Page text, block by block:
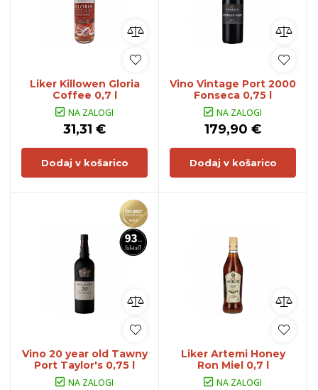
Liker Killowen Gloria
Coffee 0,7 l
NA ZALOGI
31,31 €
Dodaj v košarico
Vino Vintage Port 2000
Fonseca 0,75 l
NA ZALOGI
179,90 €
Dodaj v košarico
Vino 20 year old Tawny
Port Taylor's 0,75 l
NA ZALOGI
Liker Artemi Honey
Ron Miel 0,7 l
NA ZALOGI